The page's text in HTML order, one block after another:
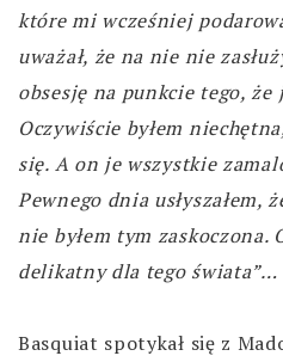
które mi wcześniej
uważał, że na nie nie
obsesję na punkcie tego, że
Oczywiście byłem
się. A on je wszystkie
Pewnego dnia usłyszałem,
nie byłem tym zaskoczona.
delikatny dla tego świata”…
Basquiat spotykał się z